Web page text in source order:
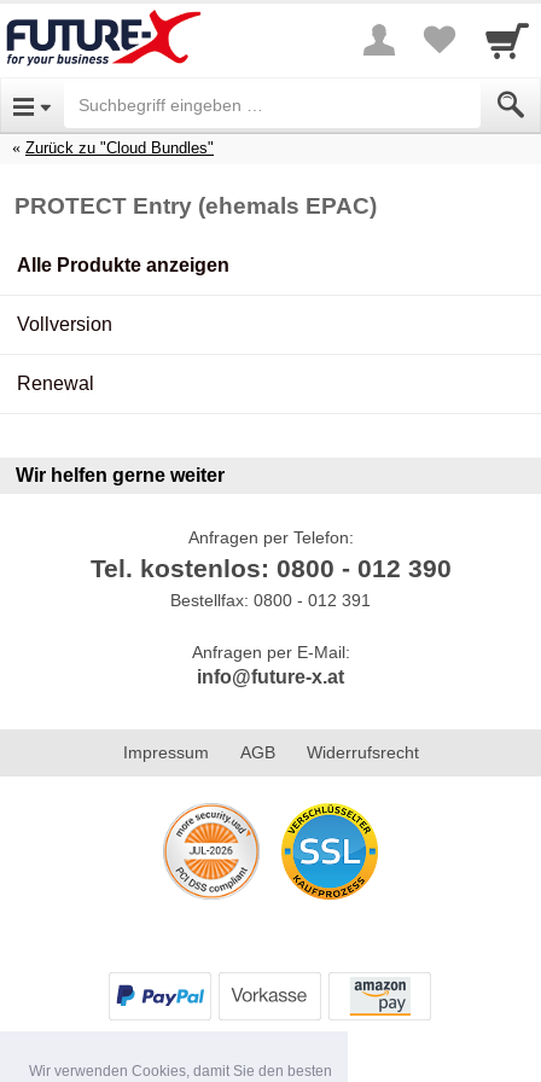
Wir verwenden Cookies, damit Sie den besten
Zurück zu "Cloud Bundles"
PROTECT Entry (ehemals EPAC)
Alle Produkte anzeigen
Vollversion
Renewal
Wir helfen gerne weiter
Anfragen per Telefon:
Tel. kostenlos: 0800 - 012 390
Bestellfax: 0800 - 012 391
Anfragen per E-Mail:
info@future-x.at
Impressum AGB Widerrufsrecht